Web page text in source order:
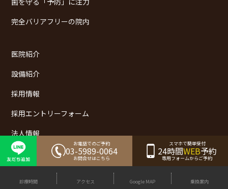
完全バリアフリーの院内
医院紹介
設備紹介
採用情報
採用エントリーフォーム
法人情報
書面掲示事項のウェブサイトへの掲載
取材・名医など 掲載サイト一覧
診療時間 アクセス Google MAP 乗換案内
お電話でのご予約
03-5989-0064
お問合せはこちら
スマホで簡単受付
24時間WEB予約
専用フォームからご予約